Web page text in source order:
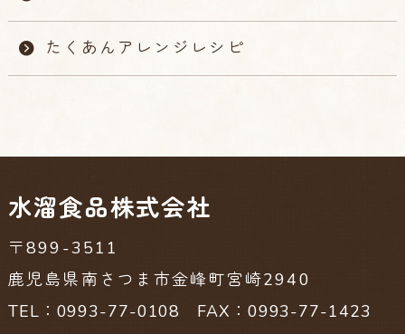
たくあんアレンジレシピ
水溜食品株式会社
〒899-3511
鹿児島県南さつま市金峰町宮崎2940
TEL：0993-77-0108 FAX：0993-77-1423